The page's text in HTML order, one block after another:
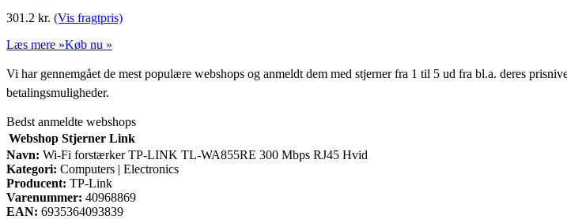
301.2 kr. (Vis fragtpris)
Læs mere »Køb nu »
Vi har gennemgået de mest populære webshops og anmeldt dem med stjerner fra 1 til 5 ud fra bl.a. deres
betalingsmuligheder.
Bedst anmeldte webshops
Webshop Stjerner Link
Navn: Wi-Fi forstærker TP-LINK TL-WA855RE 300 Mbps RJ45 Hvid
Kategori: Computers | Electronics
Producent: TP-Link
Varenummer: 40968869
EAN: 6935364093839